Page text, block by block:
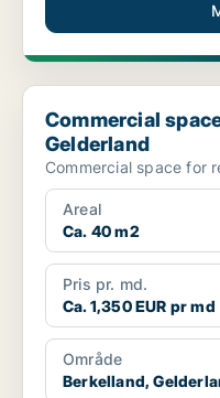
Commercial space in
Commercial
Gelderland
Commercial space for
Areal
Ca. 40 m2
Pris pr. md.
Ca. 1,350 EUR pr md
Område
Berkelland,